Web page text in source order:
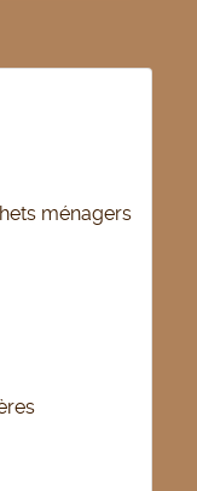
ménagers